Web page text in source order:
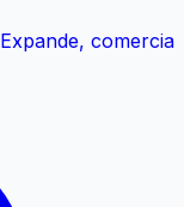
comercia